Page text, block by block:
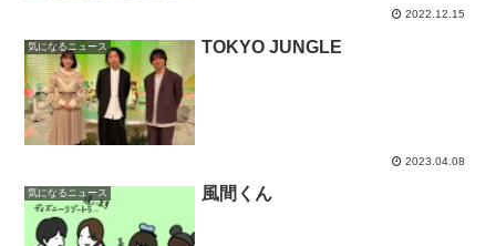
2022.12.15
気になるニュース TOKYO JUNGLE
2023.04.08
気になるニュース 風間くん